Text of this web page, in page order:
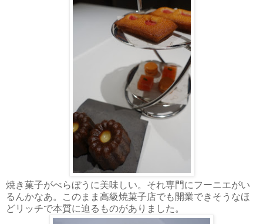
焼き菓子がべらぼうに美味しい。それ専門にフーニエがい
るんかなあ。このまま高級焼菓子店でも開業できそうなほ
どリッチで本質に迫るものがありました。